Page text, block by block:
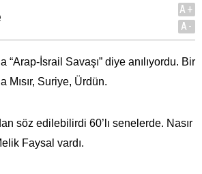
A+
A-
“Arap-İsrail Savaşı” diye anılıyordu. Bir
Mısır, Suriye, Ürdün.
söz edilebilirdi 60’lı senelerde. Nasır
Faysal vardı.